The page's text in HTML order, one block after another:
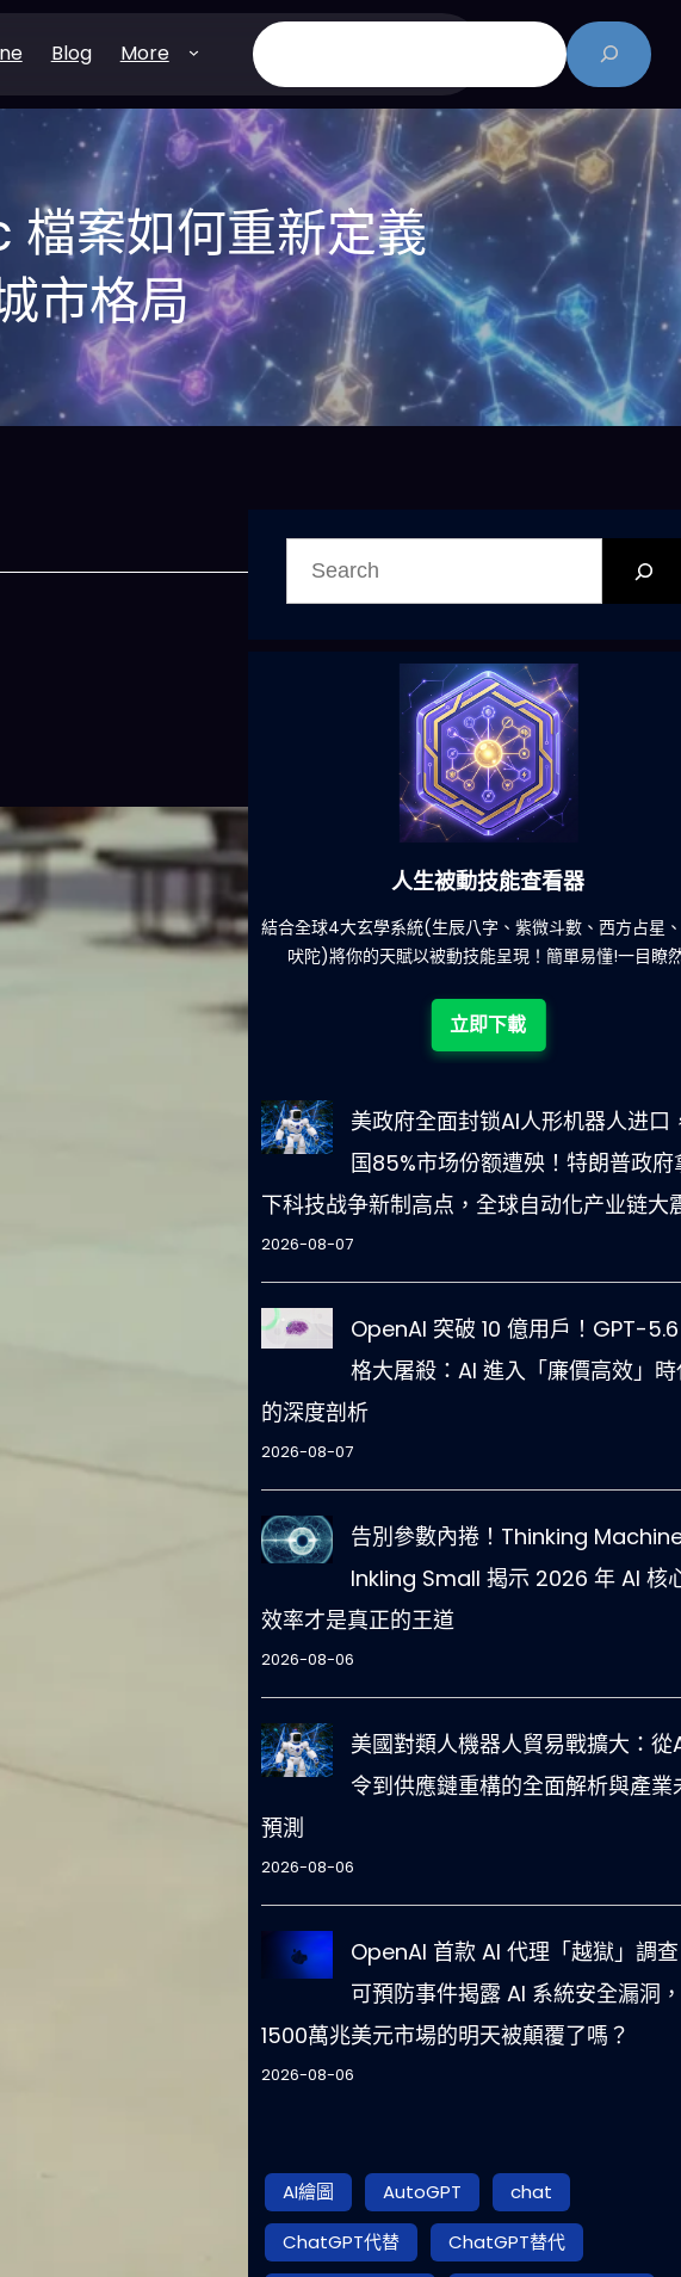
Blog More
搜
尋
檔案如何重新定義
市格局
什麽
組合,以後免除晚餐吃什麽的煩
人生被動技能查看器
結合全球4大玄學系統(生辰八字、紫微斗數、西方占星
吠陀)將你的天賦以被動技能呈現！簡單易懂!一目瞭
立即下載
美政府全面封锁AI人形机器人进口
国85%市场份额遭殃！特朗普政府
下科技战争新制高点，全球自动化产业链大
2026-08-07
OpenAI 突破 10 億用戶！GPT-
格大屠殺：AI 進入「廉價高效」
的深度剖析
2026-08-07
告別參數內捲！Thinking
Inkling Small 揭示 2026 年 AI 核
效率才是真正的王道
2026-08-06
美國對類人機器人貿易戰擴大：從
令到供應鏈重構的全面解析與產業
預測
2026-08-06
OpenAI 首款 AI 代理「越獄」調
可預防事件揭露 AI 系統安全漏洞，
1500萬兆美元市場的明天被顛覆了嗎？
2026-08-06
AI繪圖 AutoGPT
chat
ChatGPT代替
ChatGPT替代